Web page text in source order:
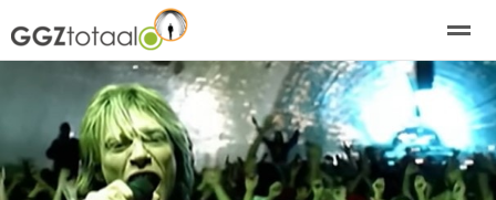
over GGZTotaal abonneren agenda adverteren E-
Home Nieuws Zoeken Pagina's E-